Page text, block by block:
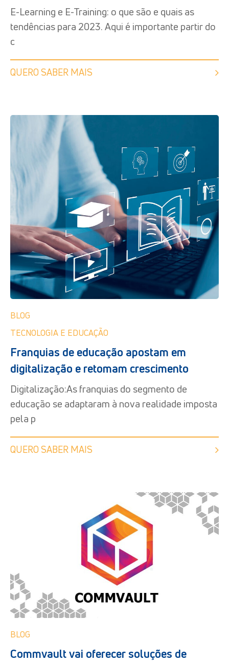
E-Learning e E-Training: o que são e quais as
tendências para 2023. Aqui é importante partir do
c
QUERO SABER MAIS
BLOG
TECNOLOGIA E EDUCAÇÃO
Franquias de educação apostam em
digitalização e retomam crescimento
Digitalização:As franquias do segmento de
educação se adaptaram à nova realidade imposta
pela p
QUERO SABER MAIS
BLOG
Commvault vai oferecer soluções de